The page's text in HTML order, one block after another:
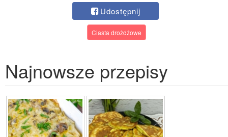
Udostępnij
Ciasta drożdżowe
Najnowsze przepisy